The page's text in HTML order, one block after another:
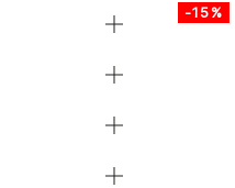
-15%